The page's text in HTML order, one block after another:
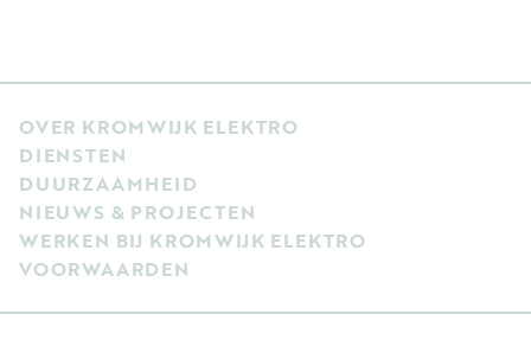
OVER KROMWIJK ELEKTRO
DIENSTEN
DUURZAAMHEID
NIEUWS & PROJECTEN
WERKEN BIJ KROMWIJK ELEKTRO
VOORWAARDEN